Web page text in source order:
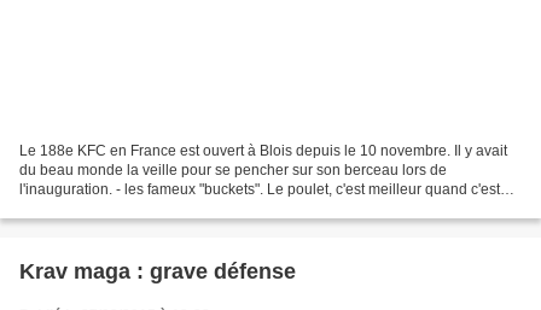
Le 188e KFC en France est ouvert à Blois depuis le 10 novembre. Il y avait
du beau monde la veille pour se pencher sur son berceau lors de
l'inauguration. - les fameux "buckets". Le poulet, c'est meilleur quand c'est
Krav maga : grave défense